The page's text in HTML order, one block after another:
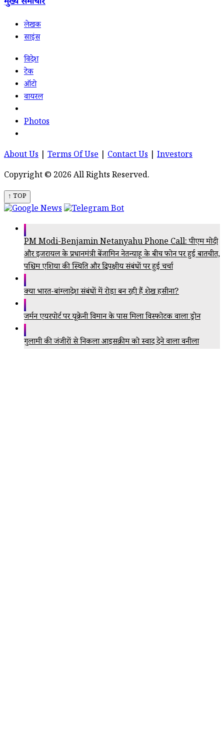
मुख्य समाचार
लेखक
साइंस
विदेश
टेक
ऑटो
वायरल
Photos
About Us Terms Of Use Contact Us
Investors
Copyright © 2026 All Rights Reserved.
↑ TOP
PM Modi-Benjamin Netanyahu Phone Call: पीएम मोदी
और इजरायल के प्रधानमंत्री बेंजामिन नेतन्याहू के बीच फोन पर हुई बातचीत,
पश्चिम एशिया की स्थिति और द्विपक्षीय संबंधों पर हुई चर्चा
क्या भारत-बांग्लादेश संबंधों में रोड़ा बन रही हैं शेख हसीना?
जर्मन एयरपोर्ट पर यूक्रेनी विमान के पास मिला विस्फोटक वाला ड्रोन
गुलामी की जंजीरों से निकला आइसक्रीम को स्वाद देने वाला वनीला